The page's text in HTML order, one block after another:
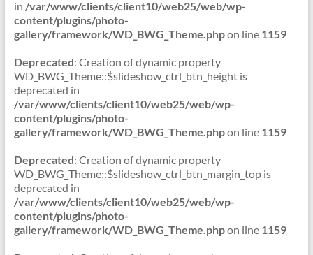
in /var/www/clients/client10/web25/web/wp-
content/plugins/photo-
gallery/framework/WD_BWG_Theme.phpon line 1159
Deprecated: Creation of dynamic property
WD_BWG_Theme::$slideshow_ctrl_btn_height is
deprecated in
/var/www/clients/client10/web25/web/wp-
content/plugins/photo-
gallery/framework/WD_BWG_Theme.phpon line 1159
Deprecated: Creation of dynamic property
WD_BWG_Theme::$slideshow_ctrl_btn_margin_top is
deprecated in
/var/www/clients/client10/web25/web/wp-
content/plugins/photo-
gallery/framework/WD_BWG_Theme.phpon line 1159